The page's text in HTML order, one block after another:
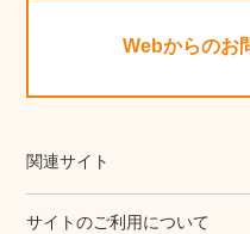
Webからのお
関連サイト
サイトのご利用について